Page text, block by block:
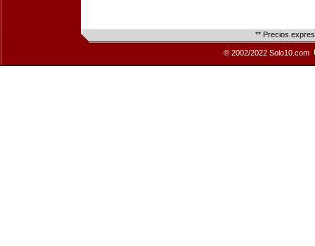
** Precios
© 2002/2022 Solo10.com